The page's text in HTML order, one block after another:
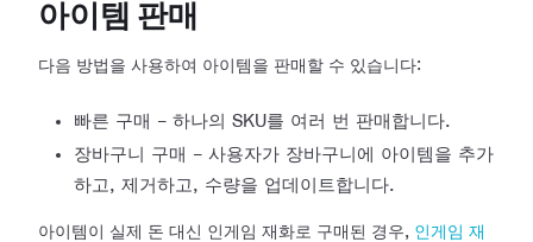
아이템 판매
다음 방법을 사용하여 아이템을 판매할 수 있습니다:
빠른 구매 - 하나의 SKU를 여러 번 판매합니다.
장바구니 구매 - 사용자가 장바구니에 아이템을 추가
하고, 제거하고, 수량을 업데이트합니다.
아이템이 실제 돈 대신 인게임 재화로 구매된 경우, 인게임 재